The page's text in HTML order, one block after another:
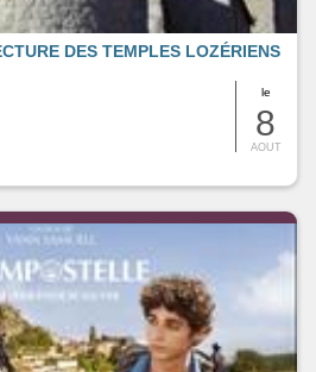
le
8
AOUT
DES TEMPLES LOZÉRIENS